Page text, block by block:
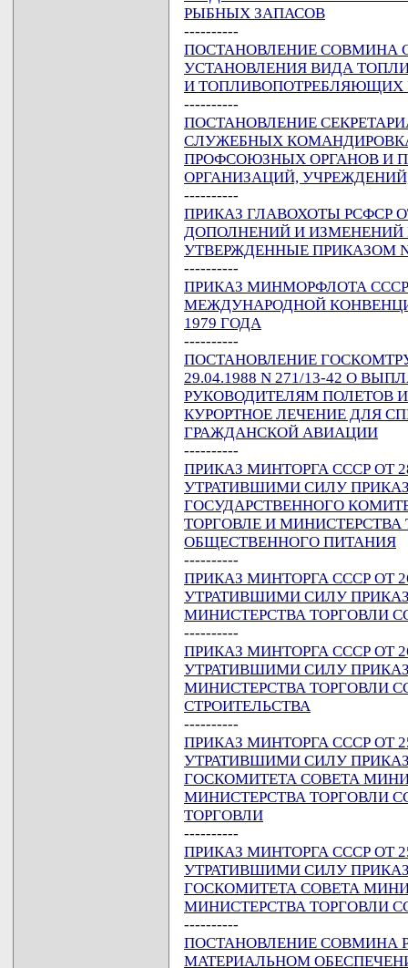
РЫБНЫХ ЗАПАСОВ
----------
ПОСТАНОВЛЕНИЕ СОВМИНА
УСТАНОВЛЕНИЯ ВИДА
И ТОПЛИВОПОТРЕБЛЯЮЩИХ
----------
ПОСТАНОВЛЕНИЕ
СЛУЖЕБНЫХ
ПРОФСОЮЗНЫХ ОРГАНОВ И
ОРГАНИЗАЦИЙ,
----------
ПРИКАЗ ГЛАВОХОТЫ РСФСР
ДОПОЛНЕНИЙ И ИЗМЕНЕНИЙ
УТВЕРЖДЕННЫЕ ПРИКАЗОМ N
----------
ПРИКАЗ МИНМОРФЛОТА СССР
МЕЖДУНАРОДНОЙ
1979 ГОДА
----------
ПОСТАНОВЛЕНИЕ
29.04.1988 N 271/13-42 О
РУКОВОДИТЕЛЯМ ПОЛЕТОВ
КУРОРТНОЕ ЛЕЧЕНИЕ ДЛЯ
ГРАЖДАНСКОЙ АВИАЦИИ
----------
ПРИКАЗ МИНТОРГА СССР ОТ
УТРАТИВШИМИ СИЛУ
ГОСУДАРСТВЕННОГО
ТОРГОВЛЕ И
ОБЩЕСТВЕННОГО ПИТАНИЯ
----------
ПРИКАЗ МИНТОРГА СССР ОТ
УТРАТИВШИМИ СИЛУ
МИНИСТЕРСТВА ТОРГОВЛИ
----------
ПРИКАЗ МИНТОРГА СССР ОТ
УТРАТИВШИМИ СИЛУ
МИНИСТЕРСТВА ТОРГОВЛИ
СТРОИТЕЛЬСТВА
----------
ПРИКАЗ МИНТОРГА СССР ОТ
УТРАТИВШИМИ СИЛУ
ГОСКОМИТЕТА СОВЕТА
МИНИСТЕРСТВА ТОРГОВЛИ
ТОРГОВЛИ
----------
ПРИКАЗ МИНТОРГА СССР ОТ
УТРАТИВШИМИ СИЛУ
ГОСКОМИТЕТА СОВЕТА
МИНИСТЕРСТВА ТОРГОВЛИ
----------
ПОСТАНОВЛЕНИЕ СОВМИНА
МАТЕРИАЛЬНОМ